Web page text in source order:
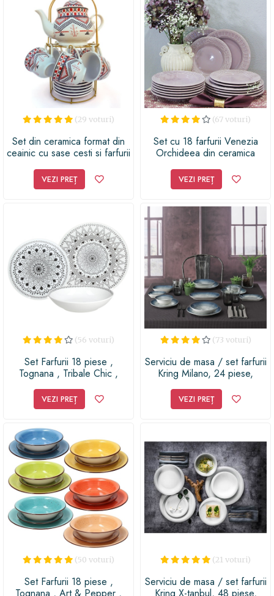
(29 voturi)
Set din ceramica format din
ceainic cu sase cesti si farfurii
25x33 cm
VEZI PREȚ
(67 voturi)
Set cu 18 farfurii Venezia
Orchideea din ceramica
VEZI PREȚ
(56 voturi)
Set Farfurii 18 piese ,
Tognana , Tribale Chic ,
19 cm
VEZI PREȚ
(73 voturi)
Serviciu de masa / set farfurii
Kring Milano, 24 piese,
VEZI PREȚ
(50 voturi)
Set Farfurii 18 piese ,
Tognana , Art & Pepper ,
(21 voturi)
Serviciu de masa / set farfurii
Kring X-tanbul, 48 piese,